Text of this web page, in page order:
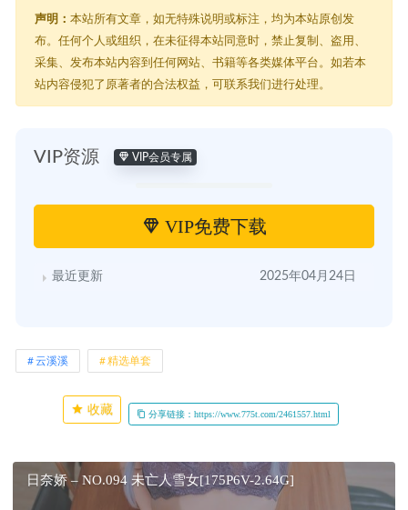
声明： 本站所有文章，如无特殊说明或标注，均为本站原创发
布。任何个人或组织，在未征得本站同意时，禁止复制、盗用、
采集、发布本站内容到任何网站、书籍等各类媒体平台。如若本
站内容侵犯了原著者的合法权益，可联系我们进行处理。
VIP资源 VIP会员专属
VIP免费下载
最近更新 2025年04月24日
云溪溪 精选单套
收藏 分享链接：https://www.775t.com/2461557.html
日奈娇 – NO.094 未亡人雪女[175P6V-2.64G]